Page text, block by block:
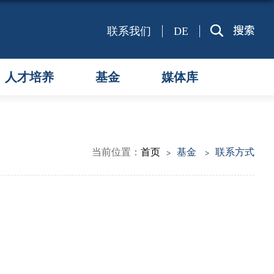
联系我们 DE
人才培养 基金 媒体库
当前位置： 首页 基金 联系方式